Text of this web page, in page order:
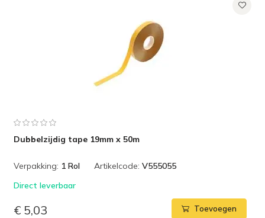
Dubbelzijdig tape 19mm x 50m
Verpakking: 1 Rol Artikelcode: V555055
Direct leverbaar
€ 5,03 Toevoegen